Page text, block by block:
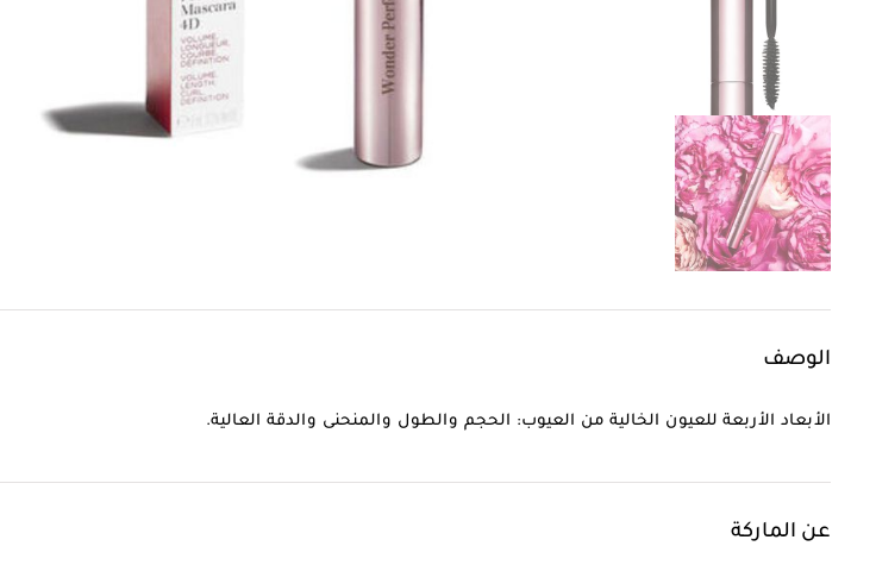
الوصف
الأبعاد الأربعة للعيون الخالية من العيوب: الحجم والطول والمنحنى والدقة العالية.
عن الماركة